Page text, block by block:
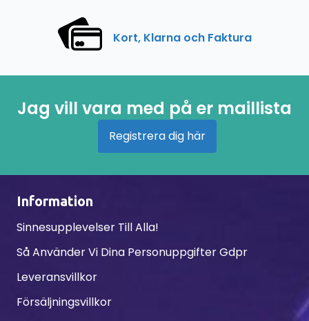
Kort, Klarna och Faktura
Jag vill vara med på er maillista
Registrera dig här
Information
Sinnesupplevelser Till Alla!
Så Använder Vi Dina Personuppgifter Gdpr
Leveransvillkor
Försäljningsvillkor